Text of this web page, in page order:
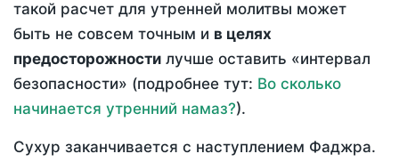
такой расчет для утренней молитвы может
быть не совсем точным и в целях
предосторожности лучше оставить «интервал
безопасности» (подробнее тут: Во сколько
начинается утренний намаз?).
Сухур заканчивается с наступлением Фаджра.